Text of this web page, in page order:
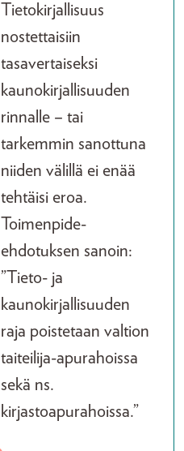
Tietokirjallisuus
nostettaisiin
tasavertaiseksi
kaunokirjallisuuden
rinnalle – tai
tarkemmin sanottuna
niiden välillä ei enää
tehtäisi eroa.
Toimenpide-
ehdotuksen sanoin:
”Tieto- ja
kaunokirjallisuuden
raja poistetaan valtion
taiteilija-apurahoissa
sekä ns.
kirjastoapurahoissa.”